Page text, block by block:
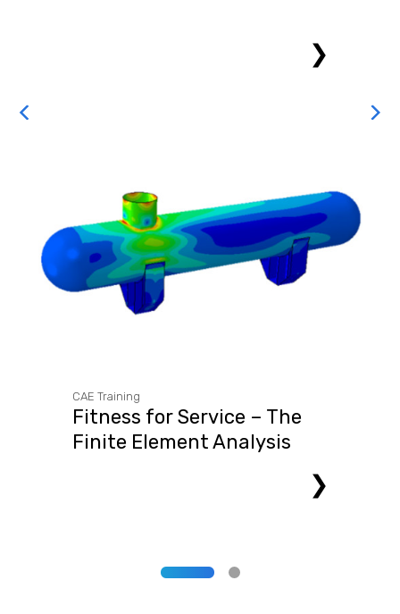
❯
CAE Training
Fitness for Service – The
Finite Element Analysis
❯